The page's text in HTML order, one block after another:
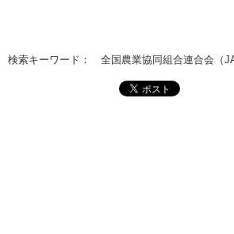
検索キーワード： 全国農業協同組合連合会（